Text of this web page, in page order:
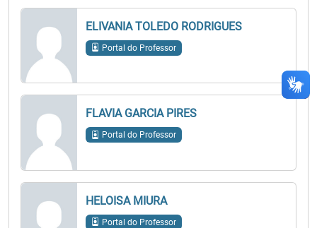
ELIVANIA TOLEDO RODRIGUES
Portal do Professor
FLAVIA GARCIA PIRES
Portal do Professor
HELOISA MIURA
Portal do Professor